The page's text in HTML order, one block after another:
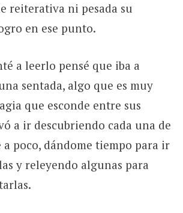
reiterativa ni pesada su
en ese punto.
a leerlo pensé que iba a
sentada, algo que es muy
que esconde entre sus
a ir descubriendo cada una de
poco, dándome tiempo para ir
y releyendo algunas para